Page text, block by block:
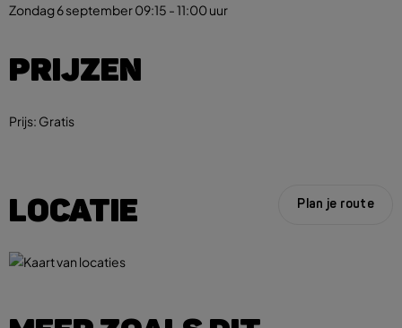
Zondag 6 september09:15 - 11:00 uur
PRIJZEN
Prijs: Gratis
LOCATIE Plan je route